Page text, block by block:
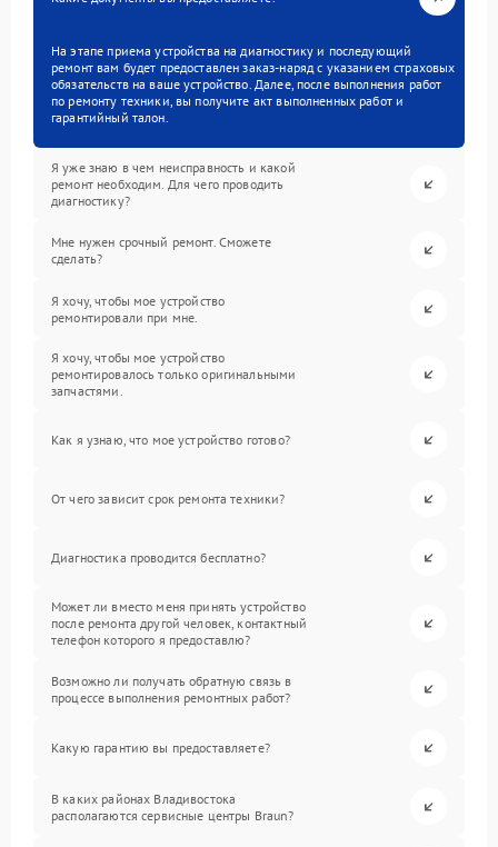
На этапе приема устройства на диагностику и последующий
ремонт вам будет предоставлен заказ-наряд с указанием страховых
обязательств на ваше устройство. Далее, после выполнения работ
по ремонту техники, вы получите акт выполненных работ и
гарантийный талон.
Я уже знаю в чем неисправность и какой
ремонт необходим. Для чего проводить
диагностику?
Мне нужен срочный ремонт. Сможете
сделать?
Я хочу, чтобы мое устройство
ремонтировали при мне.
Я хочу, чтобы мое устройство
ремонтировалось только оригинальными
запчастями.
Как я узнаю, что мое устройство готово?
От чего зависит срок ремонта техники?
Диагностика проводится бесплатно?
Может ли вместо меня принять устройство
после ремонта другой человек, контактный
телефон которого я предоставлю?
Возможно ли получать обратную связь в
процессе выполнения ремонтных работ?
Какую гарантию вы предоставляете?
В каких районах Владивостока
располагаются сервисные центры Braun?